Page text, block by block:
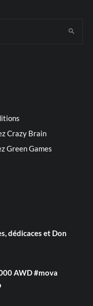
Crazy Brain
Green Games
dédicaces et Don
AWD #mova